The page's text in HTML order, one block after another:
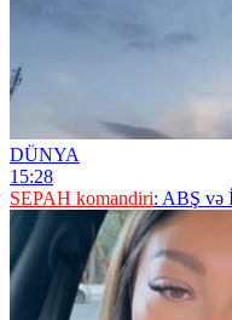
DÜNYA
15:28
SEPAH komandiri: ABŞ və